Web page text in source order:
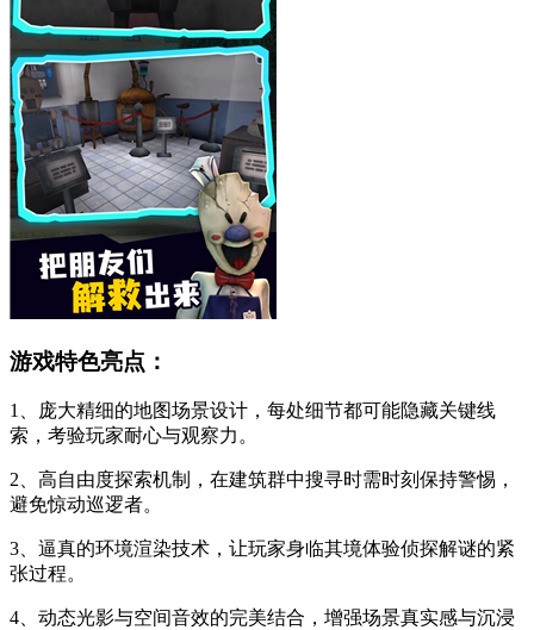
游戏特色亮点：
1、庞大精细的地图场景设计，每处细节都可能隐藏关键线
索，考验玩家耐心与观察力。
2、高自由度探索机制，在建筑群中搜寻时需时刻保持警惕，
避免惊动巡逻者。
3、逼真的环境渲染技术，让玩家身临其境体验侦探解谜的紧
张过程。
4、动态光影与空间音效的完美结合，增强场景真实感与沉浸